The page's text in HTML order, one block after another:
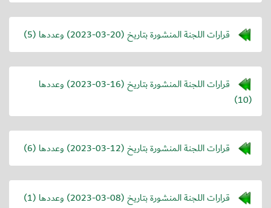
قرارات اللجنة المنشورة بتاريخ (2023-03-20) وعددها (5)
قرارات اللجنة المنشورة بتاريخ (2023-03-16) وعددها
(10)
قرارات اللجنة المنشورة بتاريخ (2023-03-12) وعددها (6)
قرارات اللجنة المنشورة بتاريخ (2023-03-08) وعددها (1)